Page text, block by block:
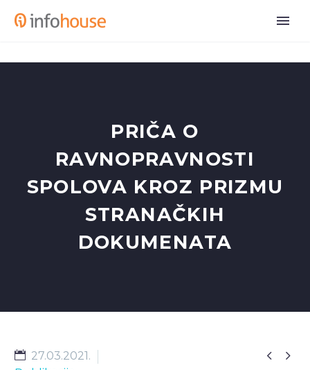
PRIČA O
RAVNOPRAVNOSTI
SPOLOVA KROZ PRIZMU
STRANAČKIH
DOKUMENATA
 
27.03.2021.